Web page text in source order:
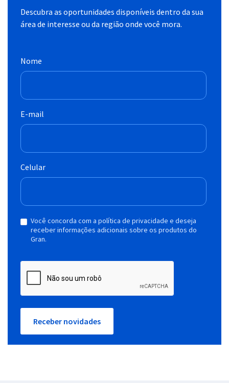
Descubra as oportunidades disponíveis dentro da sua
área de interesse ou da região onde você mora.
Nome
E-mail
Celular
Você concorda com a política de privacidade e deseja
receber informações adicionais sobre os produtos do
Gran.
Receber novidades